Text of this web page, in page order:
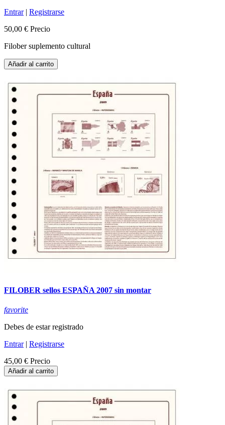
Entrar| Registrarse
50,00 € Precio
Filober suplemento cultural
Añadir al carrito
FILOBER sellos ESPAÑA 2007 sin montar
favorite
Debes de estar registrado
Entrar| Registrarse
45,00 € Precio
Añadir al carrito